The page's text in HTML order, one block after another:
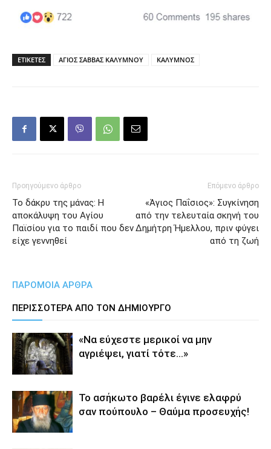
ΕΤΙΚΕΤΕΣ ΑΓΙΟΣ ΣΑΒΒΑΣ ΚΑΛΥΜΝΟΥ ΚΑΛΥΜΝΟΣ
Προηγούμενο άρθρο
Το δάκρυ της μάνας: Η
αποκάλυψη του Αγίου
Παϊσίου για το παιδί που δεν
είχε γεννηθεί
Επόμενο άρθρο
«Άγιος Παΐσιος»: Συγκίνηση
από την τελευταία σκηνή του
Δημήτρη Ήμελλου, πριν φύγει
από τη ζωή
ΠΑΡΟΜΟΙΑ ΑΡΘΡΑ
ΠΕΡΙΣΣΟΤΕΡΑ ΑΠΟ ΤΟΝ ΔΗΜΙΟΥΡΓΟ
«Να εύχεστε μερικοί να μην
αγριέψει, γιατί τότε…»
Το ασήκωτο βαρέλι έγινε ελαφρύ
σαν πούπουλο – Θαύμα προσευχής!